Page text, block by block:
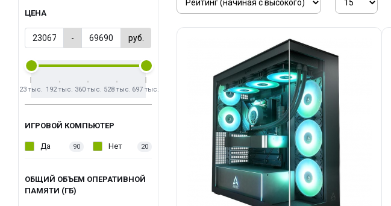
ЦЕНА
- руб.
23 тыс. 192 тыс. 360 тыс. 528 тыс. 697 тыс.
ИГРОВОЙ КОМПЬЮТЕР
Да 90 Нет 20
ОБЩИЙ ОБЪЕМ ОПЕРАТИВНОЙ
ПАМЯТИ (ГБ)